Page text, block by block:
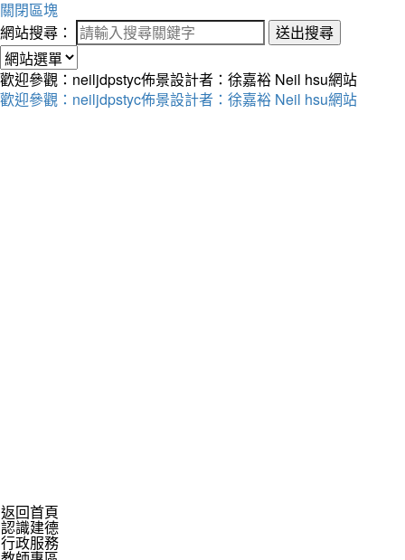
關閉區塊
網站搜尋：
送出搜尋
歡迎參觀：neiljdpstyc佈景設計者：徐嘉裕 Neil hsu網站
歡迎參觀：neiljdpstyc佈景設計者：徐嘉裕 Neil hsu網站
返回首頁
認識建德
行政服務